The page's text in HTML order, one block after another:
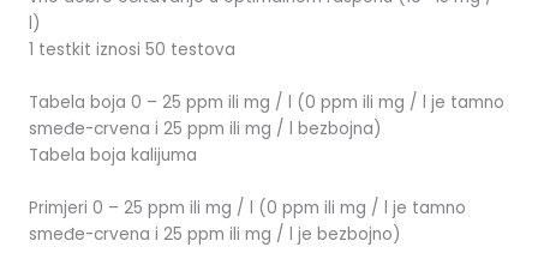
l)
1 testkit iznosi 50 testova
Tabela boja 0 – 25 ppm ili mg / l (0 ppm ili mg / l je tamno
smeđe-crvena i 25 ppm ili mg / l bezbojna)
Tabela boja kalijuma
Primjeri 0 – 25 ppm ili mg / l (0 ppm ili mg / l je tamno
smeđe-crvena i 25 ppm ili mg / l je bezbojno)